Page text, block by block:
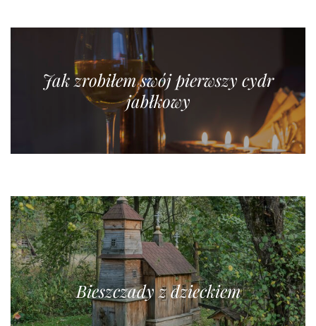
Jak zrobiłem swój pierwszy cydr
jabłkowy
Bieszczady z dzieckiem